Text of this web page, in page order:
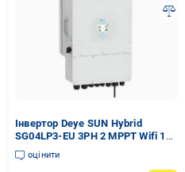
Інвертор Deye SUN Hybrid
SG04LP3-EU 3PH 2 MPPT Wifi 10
кВт
оцінити